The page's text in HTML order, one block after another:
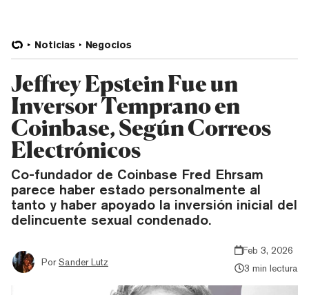
Noticias Negocios
Jeffrey Epstein Fue un
Inversor Temprano en
Coinbase, Según Correos
Electrónicos
Co-fundador de Coinbase Fred Ehrsam
parece haber estado personalmente al
tanto y haber apoyado la inversión inicial del
delincuente sexual condenado.
Por Sander Lutz
Feb 3, 2026
3 min lectura